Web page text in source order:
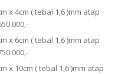
x 4cm ( tebal 1,6 )mm atap
x 6cm ( tebal 1,6 )mm atap
x 10cm ( tebal 1,6 )mm atap